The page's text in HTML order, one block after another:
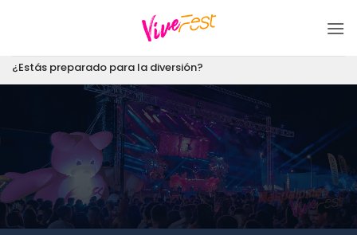
¿Estás preparado para la diversión?